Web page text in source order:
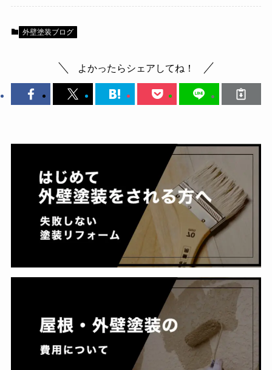
外壁塗装ブログ
よかったらシェアしてね！